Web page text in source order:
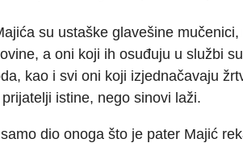
su ustaške glavešine
a oni koji ih osuđuju u službi
kao i svi oni koji izjednačavaju
istine, nego sinovi laži.
dio onoga što je pater Majić